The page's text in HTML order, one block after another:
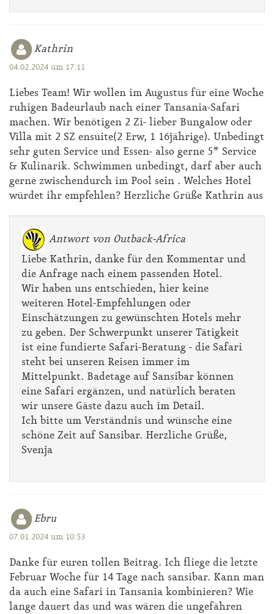
Kathrin
04.02.2024 um 17:11
Liebes Team! Wir wollen im Augustus für eine Woche
ruhigen Badeurlaub nach einer Tansania-Safari
machen. Wir benötigen 2 Zi- lieber Bungalow oder
Villa mit 2 SZ ensuite(2 Erw, 1 16jährige). Unbedingt
sehr guten Service und Essen- also gerne 5* Service
& Kulinarik. Schwimmen unbedingt, darf aber auch
gerne zwischendurch im Pool sein . Welches Hotel
würdet ihr empfehlen? Herzliche Grüße Kathrin aus
Antwort von Outback-Africa
Liebe Kathrin, danke für den Kommentar und
die Anfrage nach einem passenden Hotel.
Wir haben uns entschieden, hier keine
weiteren Hotel-Empfehlungen oder
Einschätzungen zu gewünschten Hotels mehr
zu geben. Der Schwerpunkt unserer Tätigkeit
ist eine fundierte Safari-Beratung - die Safari
steht bei unseren Reisen immer im
Mittelpunkt. Badetage auf Sansibar können
eine Safari ergänzen, und natürlich beraten
wir unsere Gäste dazu auch im Detail.
Ich bitte um Verständnis und wünsche eine
schöne Zeit auf Sansibar. Herzliche Grüße,
Svenja
Ebru
07.01.2024 um 10:53
Danke für euren tollen Beitrag. Ich fliege die letzte
Februar Woche für 14 Tage nach sansibar. Kann man
da auch eine Safari in Tansania kombinieren? Wie
lange dauert das und was wären die ungefähren